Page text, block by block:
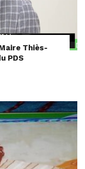
Thiès-
PDS